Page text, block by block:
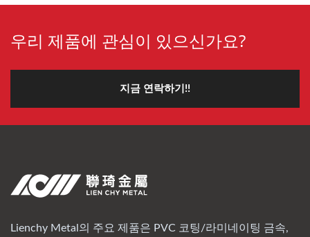
우리 제품에 관심이 있으신가요?
지금 연락하기!!
Lienchy Metal의 주요 제품은 PVC 코팅/라미네이팅 금속,